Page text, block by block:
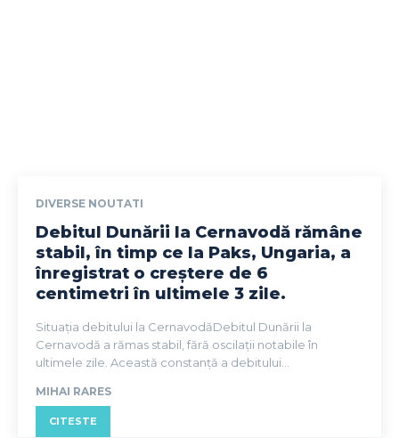
DIVERSE NOUTATI
Debitul Dunării la Cernavodă rămâne
stabil, în timp ce la Paks, Ungaria, a
înregistrat o creștere de 6
centimetri în ultimele 3 zile.
Situația debitului la CernavodăDebitul Dunării la
Cernavodă a rămas stabil, fără oscilații notabile în
ultimele zile. Această constanță a debitului...
MIHAI RARES
CITESTE